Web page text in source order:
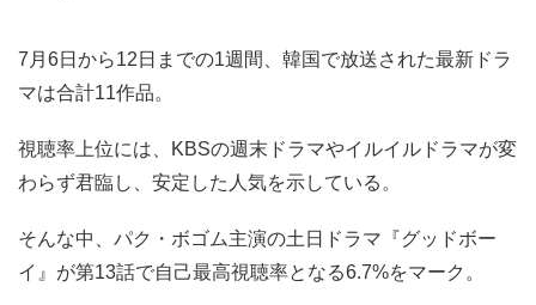
7月6日から12日までの1週間、韓国で放送された最新ドラ
マは合計11作品。
視聴率上位には、KBSの週末ドラマやイルイルドラマが変
わらず君臨し、安定した人気を示している。
そんな中、パク・ボゴム主演の土日ドラマ『グッドボー
イ』が第13話で自己最高視聴率となる6.7%をマーク。